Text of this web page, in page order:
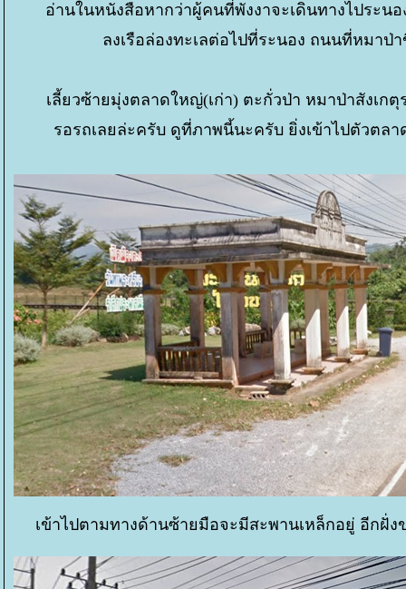
อ่านในหนังสือหากว่าผู้คนที่พังงาจะเดินทางไประ
ลงเรือล่องทะเลต่อไปที่ระนอง ถนนที่หมาป่
เลี้ยวซ้ายมุ่งตลาดใหญ่(เก่า) ตะกั่วป่า หมาป่าสังเก
รอรถเลยล่ะครับ ดูที่ภาพนี้นะครับ ยิ่งเข้าไปตัวต
เข้าไปตามทางด้านซ้ายมือจะมีสะพานเหล็กอยู่ อีกฝั่